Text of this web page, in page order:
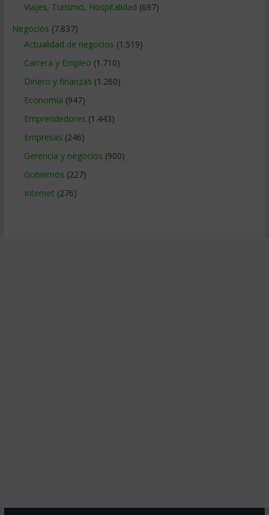
Viajes, Turismo, Hospitalidad (697)
Negocios (7.837)
Actualidad de negocios (1.519)
Carrera y Empleo (1.710)
Dinero y finanzas (1.260)
Economía (947)
Emprendedores (1.443)
Empresas (246)
Gerencia y negocios (900)
Gobiernos (227)
Internet (276)